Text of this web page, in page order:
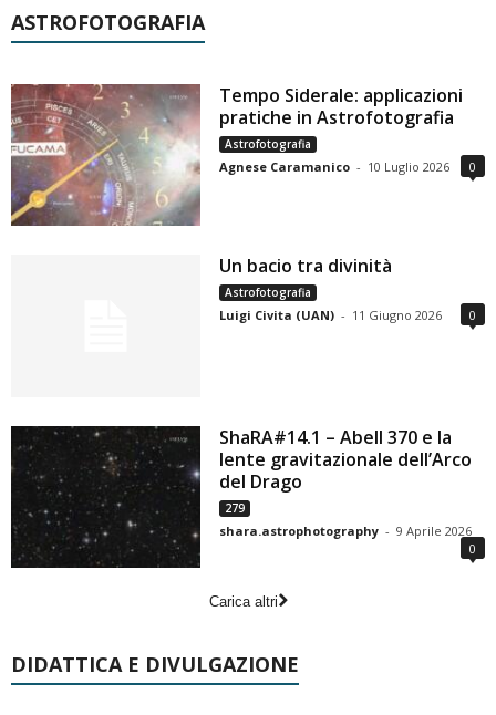
ASTROFOTOGRAFIA
Tempo Siderale: applicazioni
pratiche in Astrofotografia
Astrofotografia
Agnese Caramanico - 10 Luglio 2026 0
Un bacio tra divinità
Astrofotografia
Luigi Civita (UAN) - 11 Giugno 2026 0
ShaRA#14.1 – Abell 370 e la
lente gravitazionale dell’Arco
del Drago
279
shara.astrophotography - 9 Aprile 2026
0
Carica altri
DIDATTICA E DIVULGAZIONE